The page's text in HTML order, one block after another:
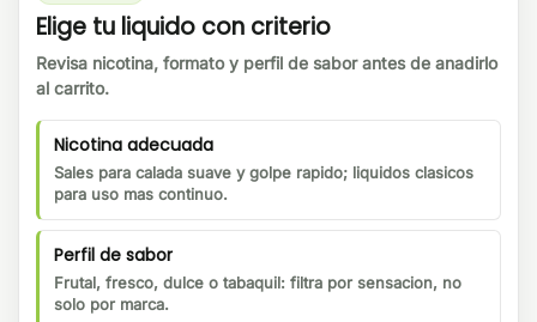
Elige tu liquido con criterio
Revisa nicotina, formato y perfil de sabor antes de anadirlo
al carrito.
Nicotina adecuada
Sales para calada suave y golpe rapido; liquidos clasicos
para uso mas continuo.
Perfil de sabor
Frutal, fresco, dulce o tabaquil: filtra por sensacion, no
solo por marca.